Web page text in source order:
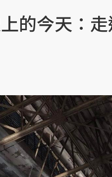
上的今天：